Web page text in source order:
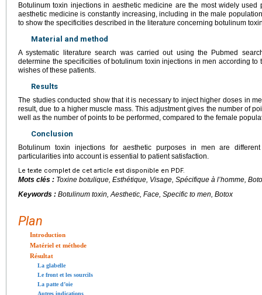
Botulinum toxin injections in aesthetic medicine are the most widely
aesthetic medicine is constantly increasing, including in the male
to show the specificities described in the literature concerning botulinum
Material and method
A systematic literature search was carried out using the Pubmed
determine the specificities of botulinum toxin injections in men according
wishes of these patients.
Results
The studies conducted show that it is necessary to inject higher doses in
result, due to a higher muscle mass. This adjustment gives the number of
well as the number of points to be performed, compared to the female
Conclusion
Botulinum toxin injections for aesthetic purposes in men are
particularities into account is essential to patient satisfaction.
Le texte complet de cet article est disponible en PDF.
Mots clés : Toxine botulique, Esthétique, Visage, Spécifique à l’homme,
Keywords : Botulinum toxin, Aesthetic, Face, Specific to men, Botox
Plan
Introduction
Matériel et méthode
Résultat
La glabelle
Le front et les sourcils
La patte d’oie
Autres indications